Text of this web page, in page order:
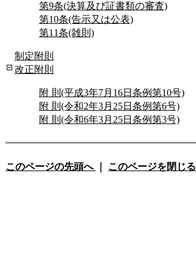
第9条(決算及び証書類の審査)
第10条(告示又は公表)
第11条(雑則)
制定附則
改正附則
附 則(平成3年7月16日条例第10号)
附 則(令和2年3月25日条例第6号)
附 則(令和6年3月25日条例第3号)
このページの先頭へ このページを閉じる